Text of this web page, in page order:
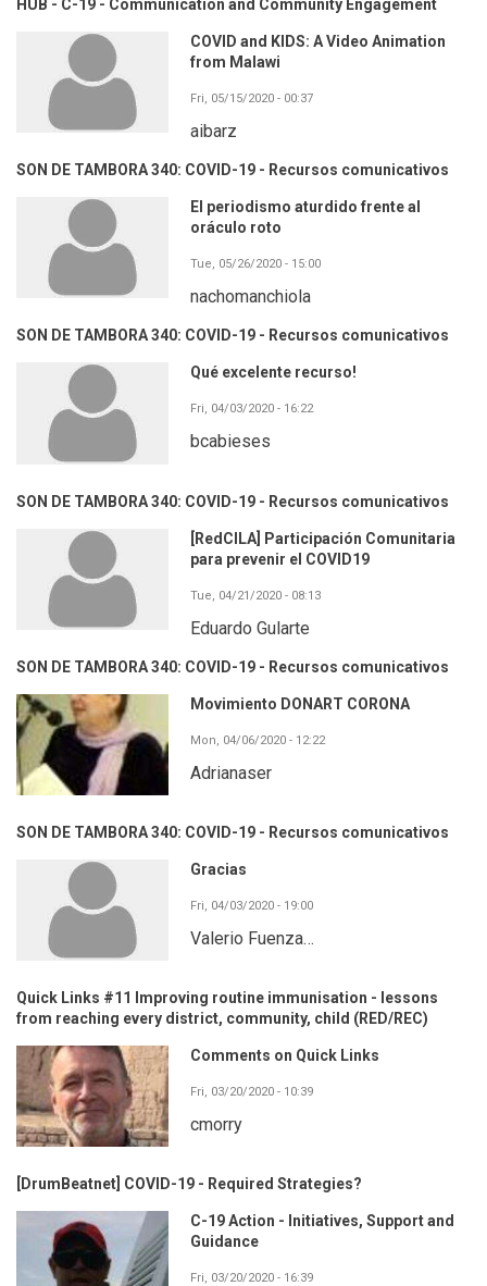
HUB - C-19 - Communication and Community Engagement
COVID and KIDS: A Video Animation
from Malawi
Fri, 05/15/2020 - 00:37
aibarz
SON DE TAMBORA 340: COVID-19 - Recursos comunicativos
El periodismo aturdido frente al
oráculo roto
Tue, 05/26/2020 - 15:00
nachomanchiola
SON DE TAMBORA 340: COVID-19 - Recursos comunicativos
Qué excelente recurso!
Fri, 04/03/2020 - 16:22
bcabieses
SON DE TAMBORA 340: COVID-19 - Recursos comunicativos
[RedCILA] Participación Comunitaria
para prevenir el COVID19
Tue, 04/21/2020 - 08:13
Eduardo Gularte
SON DE TAMBORA 340: COVID-19 - Recursos comunicativos
Movimiento DONART CORONA
Mon, 04/06/2020 - 12:22
Adrianaser
SON DE TAMBORA 340: COVID-19 - Recursos comunicativos
Gracias
Fri, 04/03/2020 - 19:00
Valerio Fuenza…
Quick Links #11 Improving routine immunisation - lessons
from reaching every district, community, child (RED/REC)
Comments on Quick Links
Fri, 03/20/2020 - 10:39
cmorry
[DrumBeatnet] COVID-19 - Required Strategies?
C-19 Action - Initiatives, Support and
Guidance
Fri, 03/20/2020 - 16:39